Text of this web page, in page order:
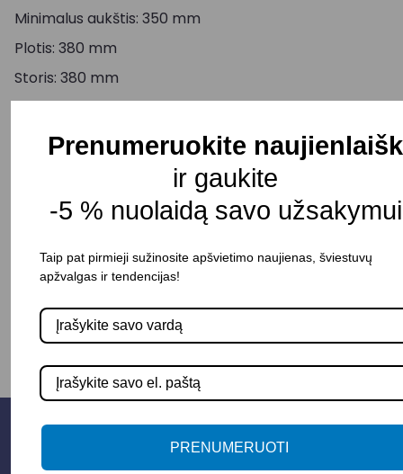
Minimalus aukštis: 350 mm
Plotis: 380 mm
Storis: 380 mm
Aukštis: 250 mm
Korpuso spalva: Kreminė/Kašmyro
Atsparumo dulkėms ir vandeniui klasė (IP): 20
Pristatymo terminas: 10 – 15 d. d.
+ Į KREPŠELĮ
Prenumeruokite
ir gaukite
-5 % nuolaidą savo
Taip pat pirmieji sužinosite apšvietimo naujienas, šviestuvų
apžvalgas ir tendencijas!
PRENUMERUOTI